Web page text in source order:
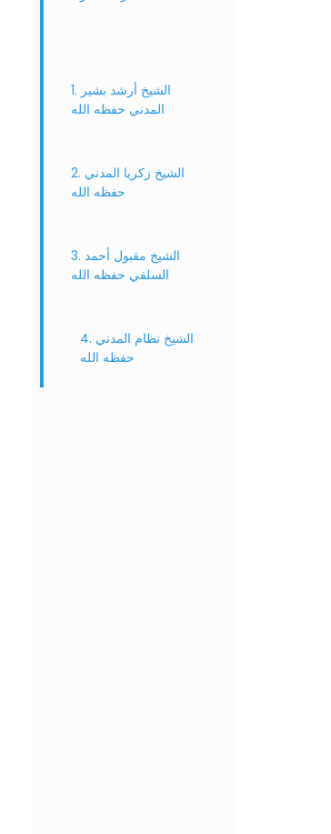
1. الشيخ أرشد بشير
المدني حفظه الله
2. الشيخ زكريا المدني
3. الشيخ مقبول أحمد
السلفي حفظه الله
4. الشيخ نظام المدني
حفظه الله